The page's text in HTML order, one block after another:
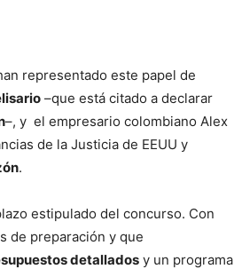
representado este papel de
–que está citado a declarar
–, y el empresario colombiano Alex
de la Justicia de EEUU y
.
estipulado del concurso. Con
de preparación y que
detallados y un programa